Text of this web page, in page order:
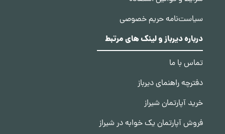
سیاست‌نامه حریم خصوصی
درباره دیرباز و لینک های مرتبط
تماس با ما
دفترچه راهنمای دیرباز
خرید آپارتمان شیراز
فروش آپارتمان یک خوابه در شیراز